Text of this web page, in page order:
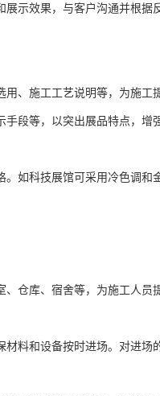
示效果，与客户沟通并根据
、施工工艺说明等，为施工
段等，以突出展品特点，增
如科技展馆可采用冷色调和
仓库、宿舍等，为施工人员
料和设备按时进场。对进场